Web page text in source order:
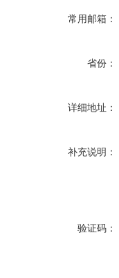
常用邮箱：
省份：
详细地址：
补充说明：
验证码：